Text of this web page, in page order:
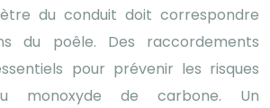
du conduit doit correspondre
du poêle. Des raccordements
pour prévenir les risques
monoxyde de carbone. Un